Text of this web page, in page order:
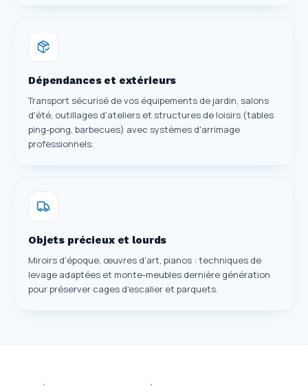
Dépendances et extérieurs
Transport sécurisé de vos équipements de jardin, salons
d'été, outillages d'ateliers et structures de loisirs (tables
ping-pong, barbecues) avec systèmes d'arrimage
professionnels.
Objets précieux et lourds
Miroirs d'époque, œuvres d'art, pianos : techniques de
levage adaptées et monte-meubles dernière génération
pour préserver cages d'escalier et parquets.